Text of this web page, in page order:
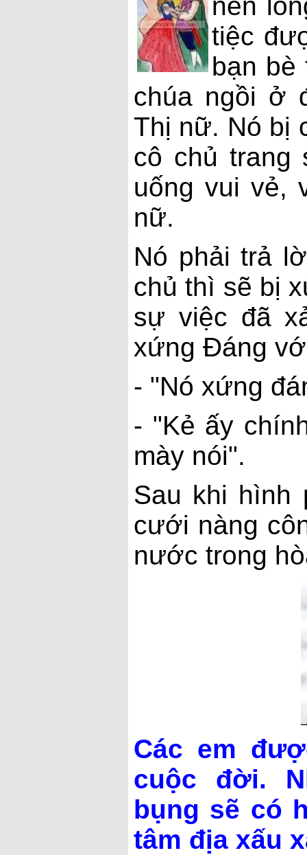
tiệc
bạn bè
chúa ngồi ở
Thị nữ. Nó bị
cô chủ trang
uống vui vẻ,
nữ.
Nó phải trả
chủ thì sẽ bị
sự việc đã
xứng Đáng
- "Nó xứng
- "Kẻ ấy
mày nói".
Sau khi hình
cưới nàng
nước trong
Các em
cuộc đời.
bụng sẽ có
tâm địa xấu